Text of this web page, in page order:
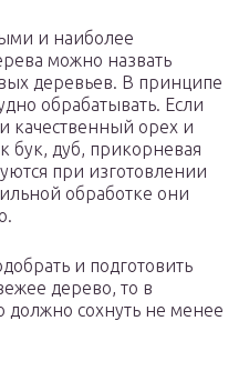
и наиболее
можно назвать
деревьев. В принципе
обрабатывать. Если
качественный орех и
бук, дуб, прикорневая
при изготовлении
обработке они
и подготовить
дерево, то в
должно сохнуть не менее